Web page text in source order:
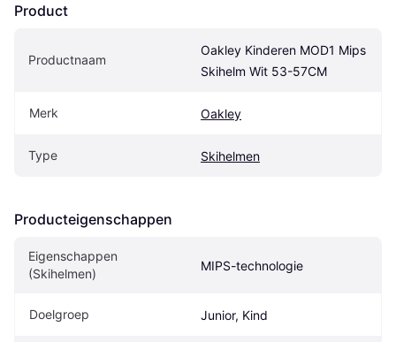
Product
Productnaam
Oakley Kinderen MOD1 Mips
Skihelm Wit 53-57CM
Merk Oakley
Type Skihelmen
Producteigenschappen
Eigenschappen
(Skihelmen)
MIPS-technologie
Doelgroep Junior, Kind